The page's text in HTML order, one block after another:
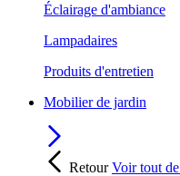
Éclairage d'ambiance
Lampadaires
Produits d'entretien
Mobilier de jardin
RetourVoir tout de